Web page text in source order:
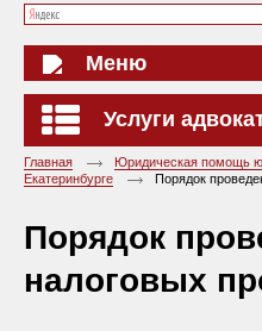
Меню
Услуги
Главная
Юридическая помощь
Екатеринбурге
Порядок
Порядок
налоговых